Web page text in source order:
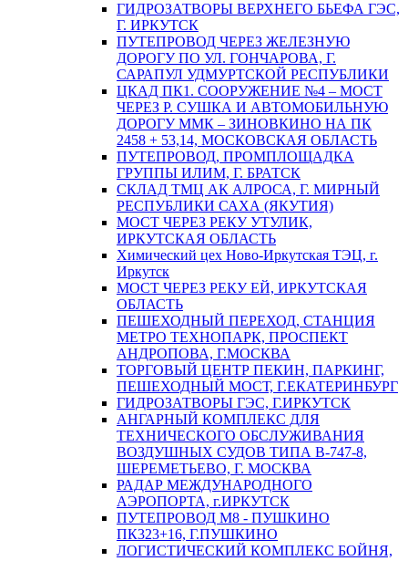
ГИДРОЗАТВОРЫ ВЕРХНЕГО БЬЕФА ГЭС,
Г. ИРКУТСК
ПУТЕПРОВОД ЧЕРЕЗ ЖЕЛЕЗНУЮ
ДОРОГУ ПО УЛ. ГОНЧАРОВА, Г.
САРАПУЛ УДМУРТСКОЙ РЕСПУБЛИКИ
ЦКАД ПК1. СООРУЖЕНИЕ №4 – МОСТ
ЧЕРЕЗ Р. СУШКА И АВТОМОБИЛЬНУЮ
ДОРОГУ ММК – ЗИНОВКИНО НА ПК
2458 + 53,14, МОСКОВСКАЯ ОБЛАСТЬ
ПУТЕПРОВОД, ПРОМПЛОЩАДКА
ГРУППЫ ИЛИМ, Г. БРАТСК
СКЛАД ТМЦ АК АЛРОСА, Г. МИРНЫЙ
РЕСПУБЛИКИ САХА (ЯКУТИЯ)
МОСТ ЧЕРЕЗ РЕКУ УТУЛИК,
ИРКУТСКАЯ ОБЛАСТЬ
Химический цех Ново-Иркутская ТЭЦ, г.
Иркутск
МОСТ ЧЕРЕЗ РЕКУ ЕЙ, ИРКУТСКАЯ
ОБЛАСТЬ
ПЕШЕХОДНЫЙ ПЕРЕХОД, СТАНЦИЯ
МЕТРО ТЕХНОПАРК, ПРОСПЕКТ
АНДРОПОВА, Г.МОСКВА
ТОРГОВЫЙ ЦЕНТР ПЕКИН, ПАРКИНГ,
ПЕШЕХОДНЫЙ МОСТ, Г.ЕКАТЕРИНБУРГ
ГИДРОЗАТВОРЫ ГЭС, Г.ИРКУТСК
АНГАРНЫЙ КОМПЛЕКС ДЛЯ
ТЕХНИЧЕСКОГО ОБСЛУЖИВАНИЯ
ВОЗДУШНЫХ СУДОВ ТИПА В-747-8,
ШЕРЕМЕТЬЕВО, Г. МОСКВА
РАДАР МЕЖДУНАРОДНОГО
АЭРОПОРТА, г.ИРКУТСК
ПУТЕПРОВОД М8 - ПУШКИНО
ПК323+16, Г.ПУШКИНО
ЛОГИСТИЧЕСКИЙ КОМПЛЕКС БОЙНЯ,